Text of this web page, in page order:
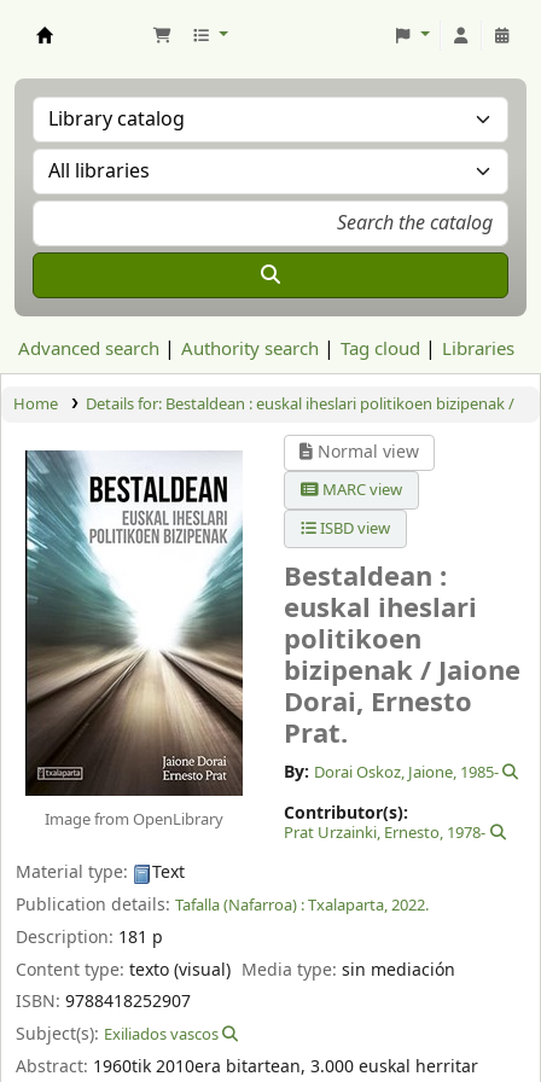
Advanced search Authority search Tag cloud Libraries
Home Details for: Bestaldean :euskal iheslari politikoen bizipenak /
Image from OpenLibrary
Normal view
MARC view
ISBD view
Bestaldean :
euskal iheslari
politikoen
bizipenak / Jaione
Dorai, Ernesto
Prat.
By: Dorai Oskoz, Jaione, 1985-
Contributor(s):
Prat Urzainki, Ernesto, 1978-
Material type:
Text
Publication details: Tafalla (Nafarroa) :Txalaparta,2022.
Description: 181 p
Content type: texto (visual) Media type:sin mediación
ISBN: 9788418252907
Subject(s): Exiliados vascos
Abstract: 1960tik 2010era bitartean, 3.000 euskal herritar